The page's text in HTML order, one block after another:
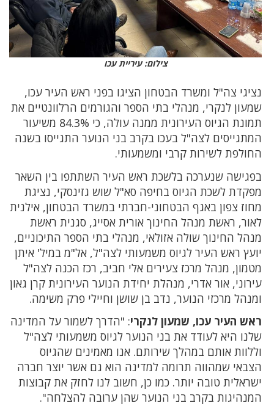
צילום: עיריית עכו
נציגי צה"ל ומשרד הבטחון הציגו בפני ראש העיר עכו,
שמעון לנקרי, מנהלי בתי הספר והגורמים הרלוונטיים את
תמונת הגיוס העירונית ממנה עולה, כי 84.3% משיעור
המתגייסים לצה"ל בעכו בקרב בני הנוער התגייסו בשנה
החולפת לשירות קרבי ומשמעותי.
בפגישה שנערכה בלשכת ראש העיר השתתפו בין השאר
מפקדת לשכת הגיוס בחיפה סא"ל שוש גזינסקי, נציגת
מחוז צפון באגף הבטחוני-חברתי במשרד הבטחון, אילנית
לאור, ראשת מנהל החינוך אורית אסייג, סגנית ראשת
מנהל החינוך שולה אזולאי, מנהלי בתי הספר התיכוניים,
יועץ ראש העיר לגיוס משמעותי לצה"ל, אל"מ במיל' איתן
מטמון, מנהל מרכז צעירים אלי חביב, רכז הכנה לצה"ל
עירוני, אור אדרי, מנהלת יחידת הנוער העירונית קרן גאון
ומנהל מרכזי הנוער, נדב בן שושן וחיילי פרק משימה.
ראש העיר עכו, שמעון לנקרי: "הדרך לשמור על המדינה
שלנו היא לעודד את בני הנוער לגיוס משמעותי לצה"ל
וללוות אותם במהלך שירותם. אנו מאמינים שהגיוס
הצבאי שמהווה תרומה למדינה הוא גם אשר יוצר חברה
ישראלית טובה יותר. כמו כן, חשוב לנו לחזק את קבוצות
המנהיגות בקרב בני הנוער שהן ערובה להצלחה".